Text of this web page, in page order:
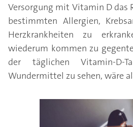
Versorgung mit Vitamin D das
bestimmten Allergien,
Herzkrankheiten zu
wiederum kommen zu
der täglichen Vitamin-D-
Wundermittel zu sehen, wäre